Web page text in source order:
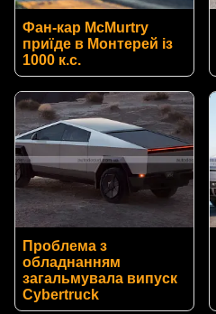
Фан-кар McMurtry
приїде в Монтерей із
1000 к.с.
Проблема з
обладнанням
загальмувала випуск
Cybertruck